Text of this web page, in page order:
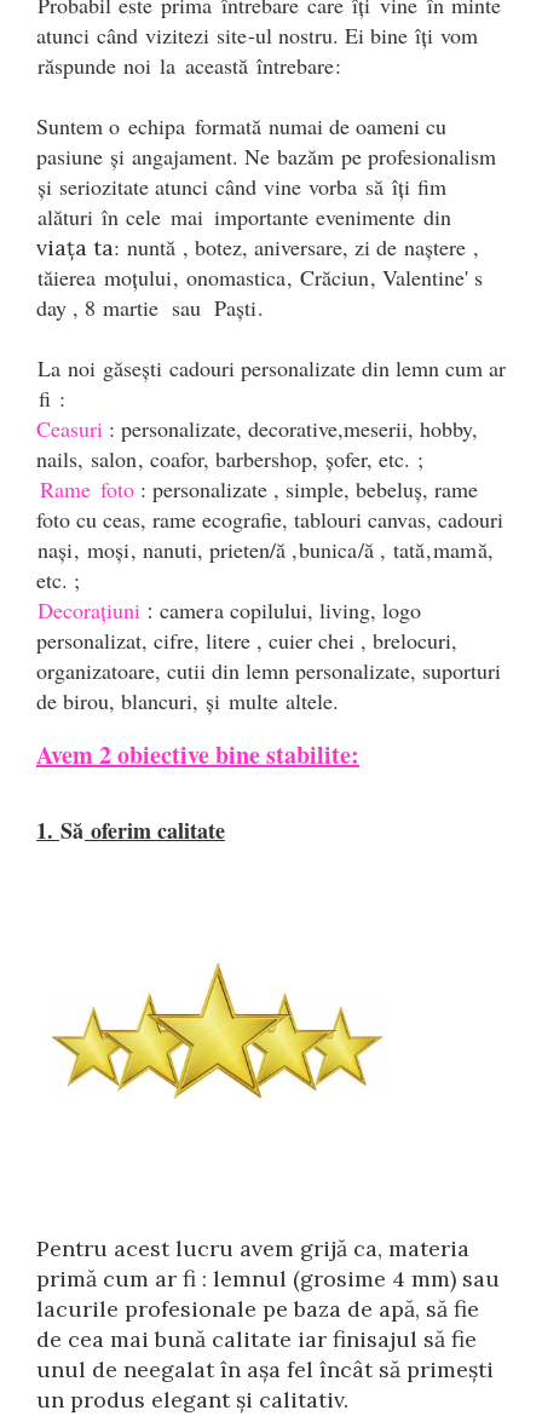
Ceasuri cu rama foto
Ceasuri meserii
Ceasuri logo
Ceasuri decorative
Ceasuri evenimente
Ceasuri gravate
Ceasuri hobby
Ceasuri mașini
Ceasuri moto
Brelocuri personalizate
Breloc moto
Breloc tir
atunci când vizitezi site-ul nostru. Ei bine îți vom
răspunde noi la această întrebare:
Suntem o echipa formată numai de oameni cu
pasiune și angajament. Ne bazăm pe profesionalism
și seriozitate atunci când vine vorba să îți fim
alături în cele mai importante evenimente din
viața ta: nuntă , botez, aniversare, zi de naștere ,
tăierea moțului, onomastica, Crăciun, Valentine' s
day , 8 martie sau Paști.
La noi găsești
fi :
Ceasuri : personalizate, decorative,meserii, hobby,
nails, salon, coafor, barbershop, șofer, etc. ;
Rame foto : personalizate , simple, bebeluș, rame
nași, moși, nanuti, prieten/ă ,bunica/ă , tată,mamă,
etc. ;
Decorațiuni : camera copilului, living, logo
personalizat, cifre, litere , cuier chei , brelocuri,
organizatoare, cutii din lemn personalizate, suporturi
de birou, blancuri, și multe altele.
Avem 2 obiective bine stabilite:
1. Să oferim calitate
Pentru acest lucru avem grijă ca, materia
primă cum ar fi : lemnul (grosime 4 mm) sau
lacurile profesionale pe baza de apă, să fie
de cea mai bună calitate iar finisajul să fie
unul de neegalat în așa fel încât să primești
un produs elegant și calitativ.